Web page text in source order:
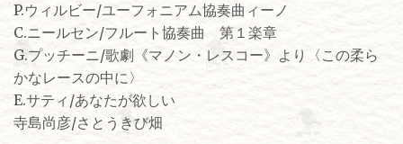
P.ウィルビー/ユーフォニアム協奏曲ィーノ
C.ニールセン/フルート協奏曲 第１楽章
G.プッチーニ/歌劇《マノン・レスコー》より〈この柔ら
かなレースの中に〉
E.サティ/あなたが欲しい
寺島尚彦/さとうきび畑